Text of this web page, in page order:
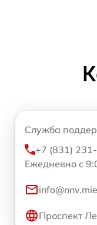
Служба
+7 (831)
Ежедневно с
Проспект